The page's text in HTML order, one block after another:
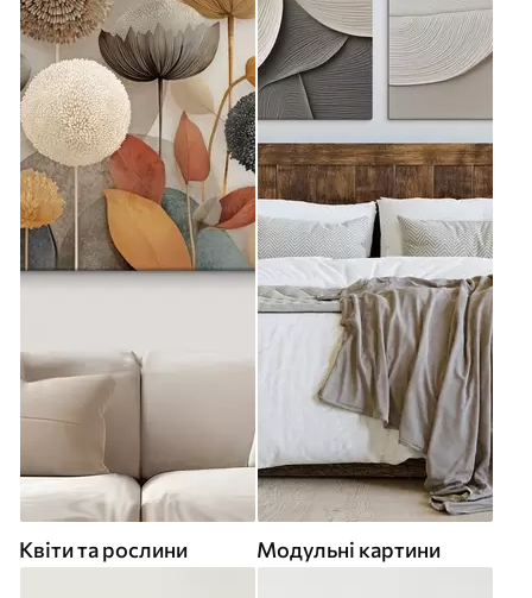
Квіти та рослини Модульні картини